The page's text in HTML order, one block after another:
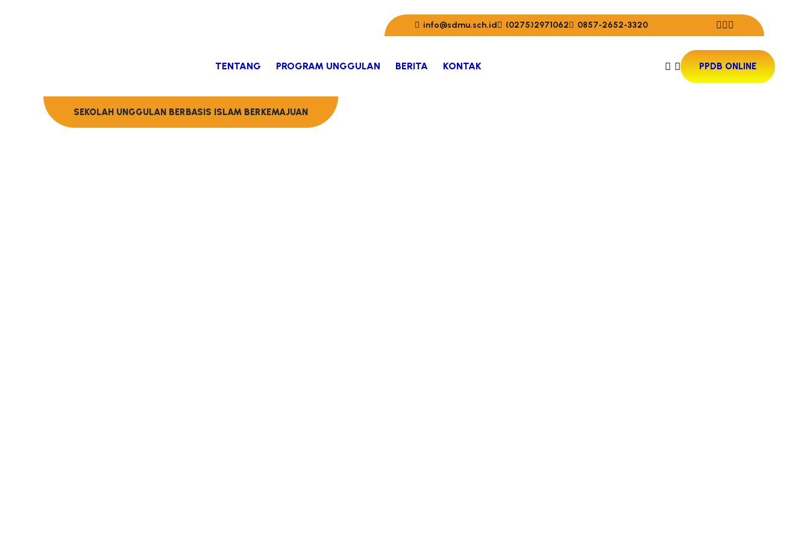
info@sdmu.sch.id (0275)2971062 0857-2652-3320
TENTANG PROGRAM UNGGULAN BERITA KONTAK
SEKOLAH UNGGULAN BERBASIS ISLAM BERKEMAJUAN